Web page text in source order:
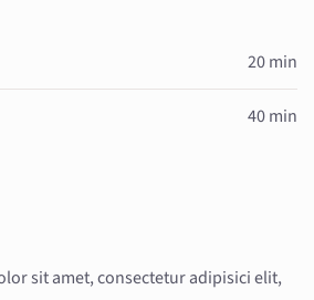
20 min
40 min
sit amet, consectetur adipisici elit,